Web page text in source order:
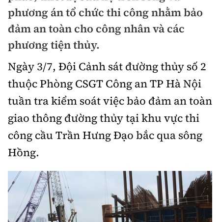
Chuyện dọc đường
Cải chính
Quy hoạch kiến trúc
Vật liệu xây dựng
Giám định chất lượng
Quản lý đô thị
Quản lý
Đường bộ
Hàng không
Đường sắt
Đăng kiểm
Đường sắt tốc độ cao
Hàng hải
Đường sắt đô thị
Kinh tế
Thị trường
Tài chính
Chứng khoán
Bảo hiểm
Doanh nghiệp
Pháp luật
Thanh tra
An ninh hình sự
Điều tra
Pháp đình
Hỏi - Đáp
An toàn giao thông
Giao thông 24h
ATGT địa phương
Văn hóa giao thông
Lái xe an toàn
Chung tay vì ATGT
Chất lượng sống
Giáo dục
Y tế
Đời sống
Lao động - Công đoàn
Văn hóa - Giải Trí
Showbiz
Điện ảnh
Thể thao
Bóng đá
Bình luận
Công nghệ
phương án tổ chức thi công nhằm bảo
đảm an toàn cho công nhân và các
phương tiện thủy.
Ngày 3/7, Đội Cảnh sát đường thủy số 2
thuộc Phòng CSGT Công an TP Hà Nội
tuần tra kiểm soát việc bảo đảm an toàn
giao thông đường thủy tại khu vực thi
công cầu Trần Hưng Đạo bắc qua sông
Hồng.